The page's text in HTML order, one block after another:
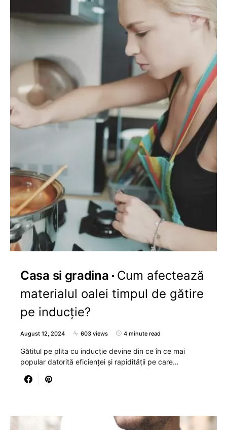
Casa si gradina
Cum afectează
materialul oalei timpul de gătire
pe inducție?
August 12, 2024 603 views 4 minute read
Gătitul pe plita cu inducție devine din ce în ce mai
popular datorită eficienței și rapidității pe care…